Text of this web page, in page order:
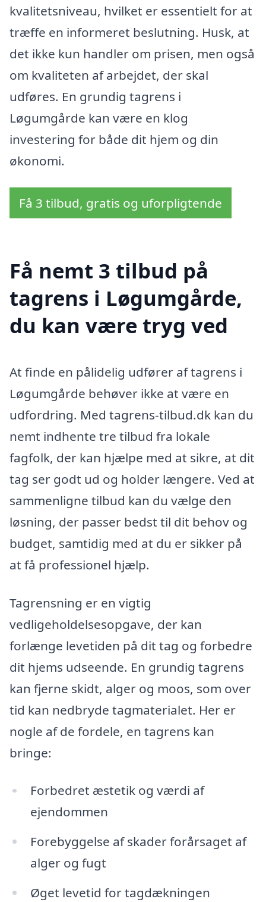
kvalitetsniveau, hvilket er essentielt for at
træffe en informeret beslutning. Husk, at
det ikke kun handler om prisen, men også
om kvaliteten af arbejdet, der skal
udføres. En grundig tagrens i
Løgumgårde kan være en klog
investering for både dit hjem og din
økonomi.
Få 3 tilbud, gratis og uforpligtende
Få nemt 3 tilbud på
tagrens i Løgumgårde,
du kan være tryg ved
At finde en pålidelig udfører af tagrens i
Løgumgårde behøver ikke at være en
udfordring. Med tagrens-tilbud.dk kan du
nemt indhente tre tilbud fra lokale
fagfolk, der kan hjælpe med at sikre, at dit
tag ser godt ud og holder længere. Ved at
sammenligne tilbud kan du vælge den
løsning, der passer bedst til dit behov og
budget, samtidig med at du er sikker på
at få professionel hjælp.
Tagrensning er en vigtig
vedligeholdelsesopgave, der kan
forlænge levetiden på dit tag og forbedre
dit hjems udseende. En grundig tagrens
kan fjerne skidt, alger og moos, som over
tid kan nedbryde tagmaterialet. Her er
nogle af de fordele, en tagrens kan
bringe:
Forbedret æstetik og værdi af
ejendommen
Forebyggelse af skader forårsaget af
alger og fugt
Øget levetid for tagdækningen